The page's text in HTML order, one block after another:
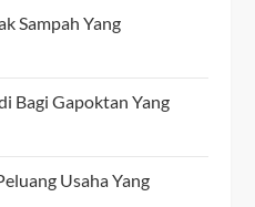
Sampah Yang
Bagi Gapoktan Yang
Usaha Yang